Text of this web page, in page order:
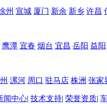
州 宣城 厦门 新余 新乡 许昌
鹰潭 宜春 烟台 宜昌 岳阳 益阳
漯河 周口 驻马店 株洲 张家
闻中心| 技术支持| 荣誉资质|